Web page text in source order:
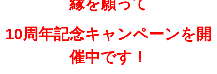
縁を願って
10周年記念キャンペーンを開
催中です！